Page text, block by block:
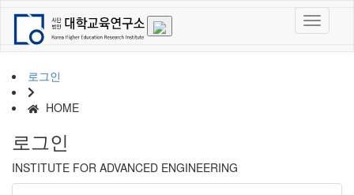
로그인
HOME
로그인
INSTITUTE FOR ADVANCED ENGINEERING